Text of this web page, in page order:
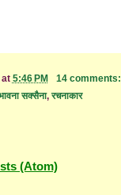
at 5:46 PM
14 comments:
सक्सैना,रचनाकार
(Atom)